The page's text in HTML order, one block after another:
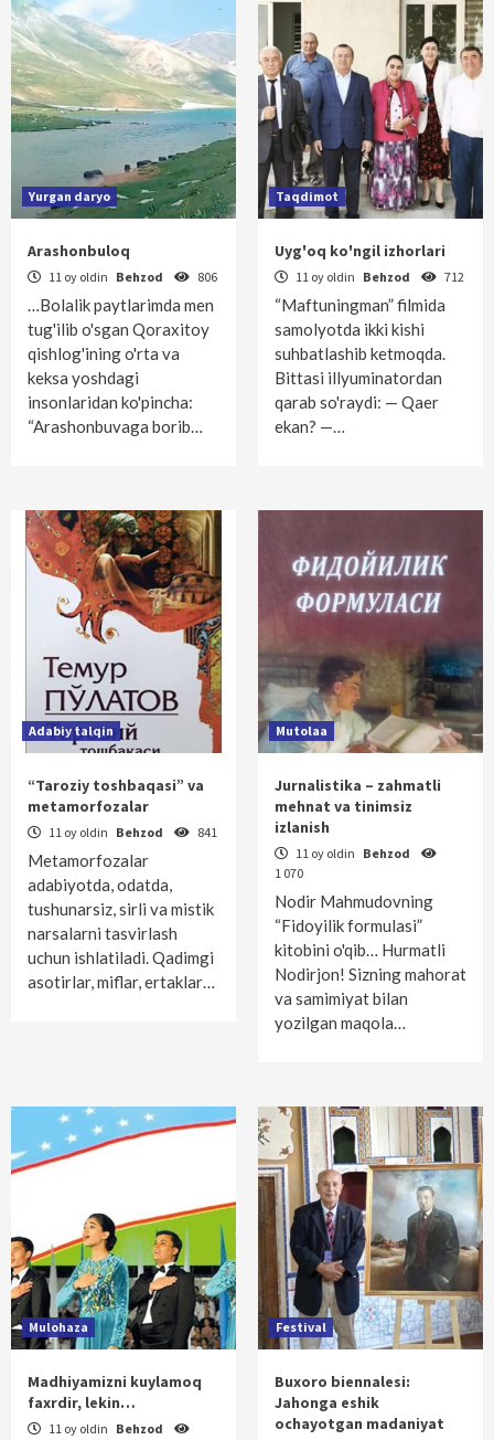
Yurgan daryo
Arashonbuloq
11 oy oldin Behzod 806
…Bolalik paytlarimda men
tug'ilib o'sgan Qoraxitoy
qishlog'ining o'rta va
keksa yoshdagi
insonlaridan ko'pincha:
“Arashonbuvaga borib…
Taqdimot
Uyg'oq ko'ngil izhorlari
11 oy oldin Behzod 712
“Maftuningman” filmida
samolyotda ikki kishi
suhbatlashib ketmoqda.
Bittasi illyuminatordan
qarab so'raydi: — Qaer
ekan? —…
Adabiy talqin
“Taroziy toshbaqasi” va
metamorfozalar
11 oy oldin Behzod 841
Metamorfozalar
adabiyotda, odatda,
tushunarsiz, sirli va mistik
narsalarni tasvirlash
uchun ishlatiladi. Qadimgi
asotirlar, miflar, ertaklar…
Mutolaa
Jurnalistika – zahmatli
mehnat va tinimsiz
izlanish
11 oy oldin Behzod
1 070
Nodir Mahmudovning
“Fidoyilik formulasi”
kitobini o'qib… Hurmatli
Nodirjon! Sizning mahorat
va samimiyat bilan
yozilgan maqola…
Mulohaza
Madhiyamizni kuylamoq
faxrdir, lekin…
11 oy oldin Behzod
Festival
Buxoro biennalesi:
Jahonga eshik
ochayotgan madaniyat